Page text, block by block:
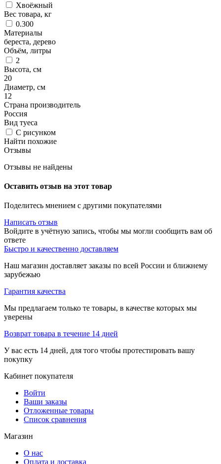
Хвоёжный
Вес товара, кг
0.300
Материалы
береста, дерево
Объём, литры
2
Высота, см
20
Диаметр, см
12
Страна производитель
Россия
Вид туеса
С рисунком
Найти похожие
Отзывы
Отзывы не найдены
Оставить отзыв на этот товар
Поделитесь мнением с другими покупателями
Написать отзыв
Войдите в учётную запись, чтобы мы могли сообщить вам об
ответе
Быстро и качественно доставляем
Наш магазин доставляет заказы по всей России и ближнему
зарубежью
Гарантия качества
Мы предлагаем только те товары, в качестве которых мы
уверены
Возврат товара в течение 14 дней
У вас есть 14 дней, для того чтобы протестировать вашу
покупку
Кабинет покупателя
Войти
Ваши заказы
Отложенные товары
Список сравнения
Магазин
О нас
Оплата и доставка